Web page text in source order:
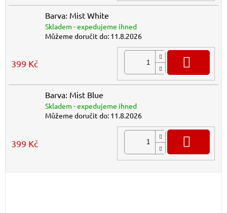
Barva: Mist White
Skladem - expedujeme ihned
Můžeme doručit do: 11.8.2026
399 Kč
Barva: Mist Blue
Skladem - expedujeme ihned
Můžeme doručit do: 11.8.2026
399 Kč